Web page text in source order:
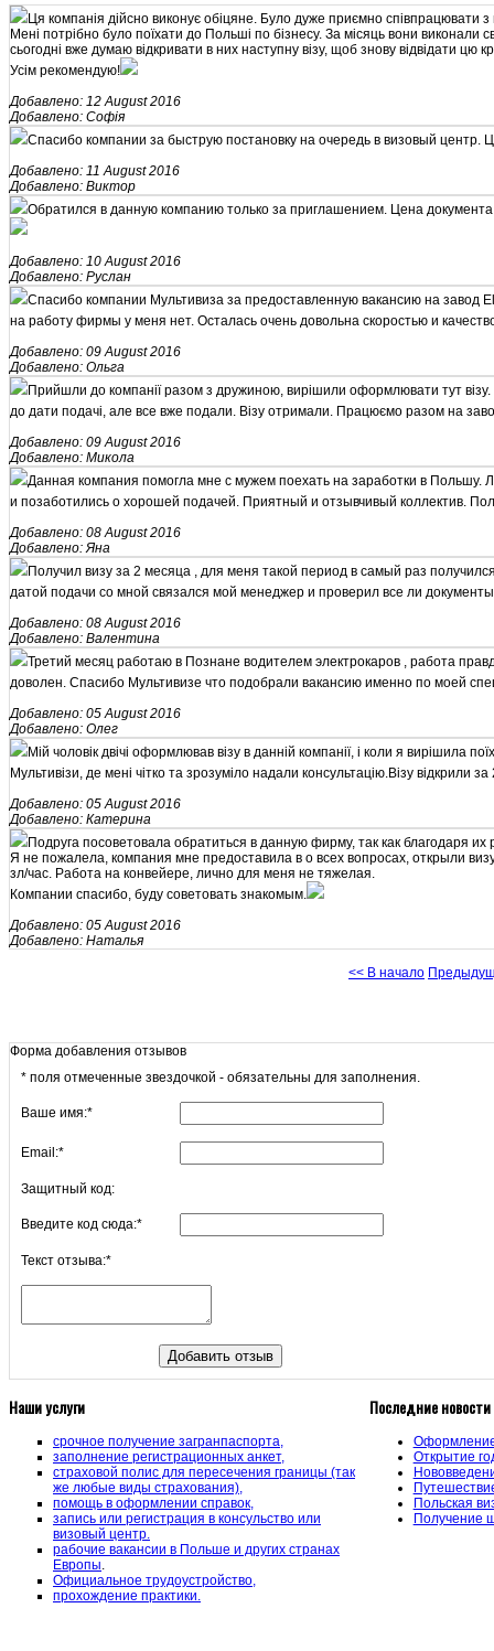
Ця компанія дійсно виконує обіцяне. Було дуже приємно співпрацювати
Мені потрібно було поїхати до Польші по бізнесу. За місяць вони
сьогодні вже думаю відкривати в них наступну візу, щоб знову відвідати цю
Усім рекомендую!
Добавлено: 12 August 2016
Добавлено: Софія
Спасибо компании за быструю постановку на очередь в визовый
Добавлено: 11 August 2016
Добавлено: Виктор
Обратился в данную компанию только за приглашением. Цена
Добавлено: 10 August 2016
Добавлено: Руслан
Спасибо компании Мультивиза за предоставленную вакансию на завод
на работу фирмы у меня нет. Осталась очень довольна скоростью и
Добавлено: 09 August 2016
Добавлено: Ольга
Прийшли до компанії разом з дружиною, вирішили оформлювати тут
до дати подачі, але все вже подали. Візу отримали. Працюємо разом на
Добавлено: 09 August 2016
Добавлено: Микола
Данная компания помогла мне с мужем поехать на заработки в
и позаботились о хорошей подачей. Приятный и отзывчивый коллектив.
Добавлено: 08 August 2016
Добавлено: Яна
Получил визу за 2 месяца , для меня такой период в самый раз
датой подачи со мной связался мой менеджер и проверил все ли
Добавлено: 08 August 2016
Добавлено: Валентина
Третий месяц работаю в Познане водителем электрокаров , работа
доволен. Спасибо Мультивизе что подобрали вакансию именно по моей
Добавлено: 05 August 2016
Добавлено: Олег
Мій чоловік двічі оформлював візу в данній компанії, і коли я вирішила
Мультивізи, де мені чітко та зрозуміло надали консультацію.Візу відкрили
Добавлено: 05 August 2016
Добавлено: Катерина
Подруга посоветовала обратиться в данную фирму, так как благодаря
Я не пожалела, компания мне предоставила в о всех вопросах, открыли
зл/час. Работа на конвейере, лично для меня не тяжелая.
Компании спасибо, буду советовать знакомым.
Добавлено: 05 August 2016
Добавлено: Наталья
<< В начало
Форма добавления отзывов
* поля отмеченные звездочкой - обязательны для заполнения.
Ваше имя:*
Email:*
Защитный код:
Введите код сюда:*
Текст отзыва:*
Наши услуги
срочное получение загранпаспорта,
заполнение регистрационных анкет,
страховой полис для пересечения границы (так
же любые виды страхования),
помощь в оформлении справок,
запись или регистрация в консульство или
визовый центр.
рабочие вакансии в Польше и других странах
Европы.
Официальное трудоустройство,
прохождение практики.
Последние новости
Открытие
Польская
Получение